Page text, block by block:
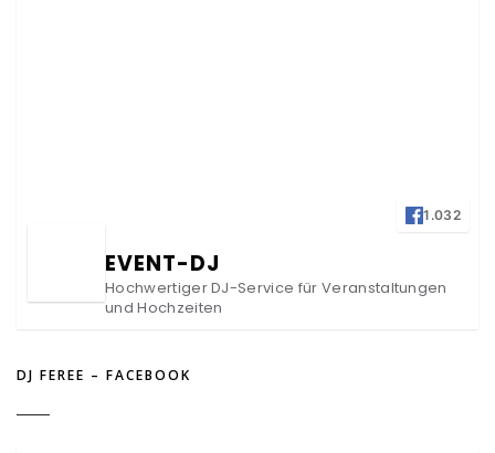
1.032
EVENT-DJ
Hochwertiger DJ-Service für Veranstaltungen
und Hochzeiten
DJ FEREE – FACEBOOK